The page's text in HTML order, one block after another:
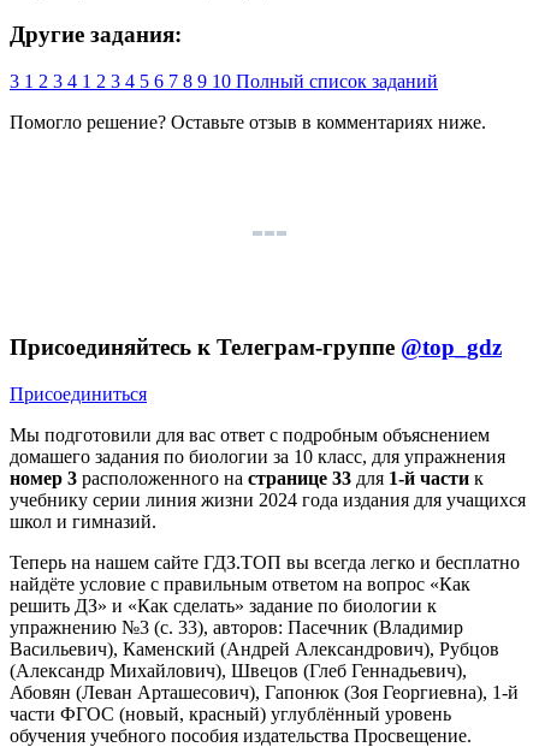
Другие задания:
3 1 2 3 4 1 2 3 4 5 6 7 8 9 10 Полный список заданий
Помогло решение? Оставьте отзыв в комментариях ниже.
Присоединяйтесь к Телеграм-группе @top_gdz
Присоединиться
Мы подготовили для вас ответ c подробным объяснением
домашего задания по биологии за 10 класс, для упражнения
номер 3 расположенного на странице 33 для 1-й части к
учебнику серии линия жизни 2024 года издания для учащихся
школ и гимназий.
Теперь на нашем сайте ГДЗ.ТОП вы всегда легко и бесплатно
найдёте условие с правильным ответом на вопрос «Как
решить ДЗ» и «Как сделать» задание по биологии к
упражнению №3 (с. 33), авторов: Пасечник (Владимир
Васильевич), Каменский (Андрей Александрович), Рубцов
(Александр Михайлович), Швецов (Глеб Геннадьевич),
Абовян (Леван Арташесович), Гапонюк (Зоя Георгиевна), 1-й
части ФГОС (новый, красный) углублённый уровень
обучения учебного пособия издательства Просвещение.